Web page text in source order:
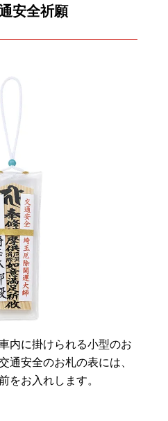
安全祈願
内に掛けられる小型のお
通安全のお札の表には、
をお入れします。